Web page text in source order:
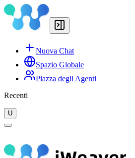
Nuova Chat
Spazio Globale
Piazza degli Agenti
Recenti
U